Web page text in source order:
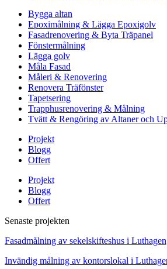
Bygga altan
Epoximålning & Lägga Epoxigolv
Fasadrenovering & Byta Träpanel
Fönstermålning
Lägga golv
Måla Fasad
Måleri & Renovering
Renovera Träfönster
Tapetsering
Trapphusrenovering & Målning
Tvätt & Rengöring av Altaner och
Projekt
Blogg
Offert
Projekt
Blogg
Offert
Senaste projekten
Fasadmålning av sekelskifteshus i
Invändig målning av kontorslokal i